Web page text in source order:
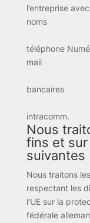
l’entreprise
téléphone
N°
intracomm.
Nous
fins et
suivantes
Nous traitons
respectant les
l’UE sur la
fédérale